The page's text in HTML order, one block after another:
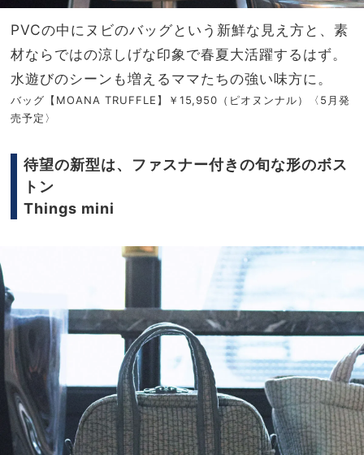
PVCの中にヌビのバッグという新鮮な見え方と、素
材ならではの涼しげな印象で春夏大活躍するはず。
水遊びのシーンも増えるママたちの強い味方に。
バッグ【MOANA TRUFFLE】￥ 15,950 （ピオヌンナル）〈 5 月発
売予定〉
待望の新型は、ファスナー付きの旬な形のボス
トン
Things mini